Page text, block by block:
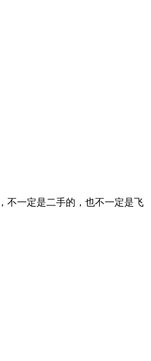
不一定是二手的，也不一定是飞